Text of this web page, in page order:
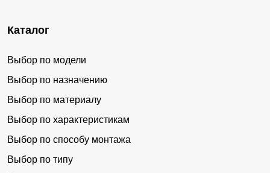
Каталог
Выбор по модели
Выбор по назначению
Выбор по материалу
Выбор по характеристикам
Выбор по способу монтажа
Выбор по типу